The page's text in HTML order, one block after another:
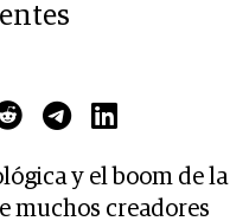
y el boom de la
muchos creadores